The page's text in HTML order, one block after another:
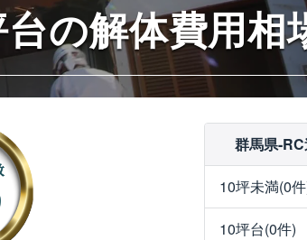
の解体費用相
群馬県-
10坪未満(0
10坪台(0件)